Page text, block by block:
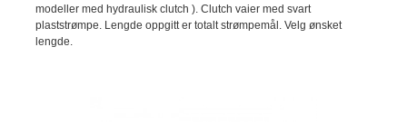
modeller med hydraulisk clutch ). Clutch vaier med svart
plaststrømpe. Lengde oppgitt er totalt strømpemål. Velg ønsket
lengde.